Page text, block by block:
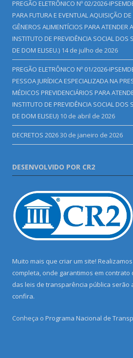
PREGÃO ELETRÔNICO Nº 02/2026-
PARA FUTURA E EVENTUAL AQUISIÇÃO
GÊNEROS ALIMENTÍCIOS PARA ATENDER
INSTITUTO DE PREVIDÊNCIA SOCIAL DOS
DE DOM ELISEU.) 14 de julho de 2026
PREGÃO ELETRÔNICO Nº 01/2026-
PESSOA JURÍDICA ESPECIALIZADA NA
MÉDICOS PREVIDENCIÁRIOS PARA
INSTITUTO DE PREVIDÊNCIA SOCIAL DOS
DE DOM ELISEU) 10 de abril de 2026
DECRETOS 202630 de janeiro de 2026
DESENVOLVIDO POR CR2
Muito mais que criar um site!
completa, onde garantimos em
das leis de transparência pública serão
confira.
Conheça o Programa Nacional de